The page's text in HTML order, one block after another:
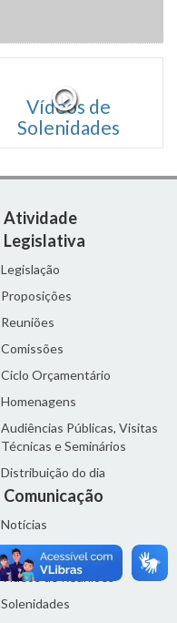
Vídeos de
Solenidades
Atividade
Legislativa
Legislação
Proposições
Reuniões
Comissões
Ciclo Orçamentário
Homenagens
Audiências Públicas, Visitas
Técnicas e Seminários
Distribuição do dia
Comunicação
Notícias
Sala de Imprensa
Vídeos de Reuniões
Solenidades